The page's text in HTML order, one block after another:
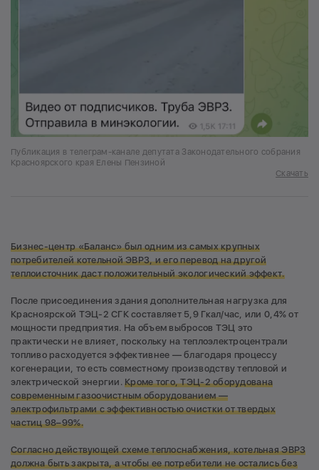
Публикация в телеграм-канале депутата Законодательного собрания
Красноярского края Елены Пензиной
Скачать
Бизнес-центр «Баланс» был одним из самых крупных
потребителей котельной ЭВРЗ, и его перевод на другой
теплоисточник даст положительный экологический эффект.
После присоединения здания дополнительная нагрузка для
Красноярской ТЭЦ-2 СГК составляет 5,9 Гкал/час, или 0,4% от
мощности предприятия. На объем выбросов ТЭЦ это
практически не влияет, поскольку на теплоэлектроцентрали
топливо расходуется эффективнее — благодаря процессу
когенерации, то есть совместному производству тепловой и
электрической энергии.Кроме того, ТЭЦ-2 оборудована
современным газоочистным оборудованием —
электрофильтрами с эффективностью очистки от твердых
частиц 98–99%.
Согласно действующей схеме теплоснабжения, котельная ЭВРЗ
должна быть закрыта, а чтобы ее потребители не остались без